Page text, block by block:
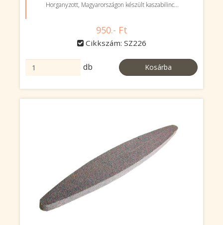
Horganyzott, Magyarországon készült kaszabilinc...
950.- Ft
Cikkszám: SZ226
db Kosárba